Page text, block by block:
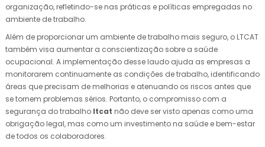
organização, refletindo-se nas práticas e políticas empregadas no
ambiente de trabalho.
Além de proporcionar um ambiente de trabalho mais seguro, o LTCAT
também visa aumentar a conscientização sobre a saúde
ocupacional. A implementação desse laudo ajuda as empresas a
monitorarem continuamente as condições de trabalho, identificando
áreas que precisam de melhorias e atenuando os riscos antes que
se tornem problemas sérios. Portanto, o compromisso com a
segurança do trabalho ltcat não deve ser visto apenas como uma
obrigação legal, mas como um investimento na saúde e bem-estar
de todos os colaboradores.